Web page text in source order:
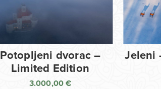
Potopljeni dvorac –
Limited Edition
3.000,00€
Jeleni